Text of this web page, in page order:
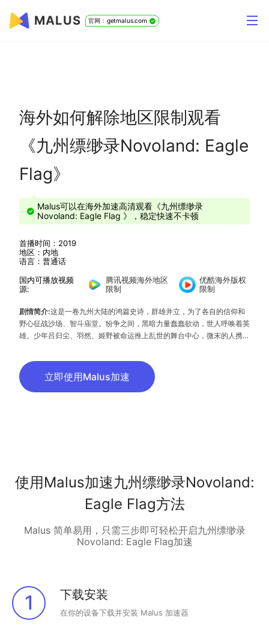
MALUS 官网：getmalus.com
海外如何解除地区限制观看
《九州缥缈录Novoland: Eagle
Flag》
Malus可以在海外加速高清观看《九州缥缈录
Novoland: Eagle Flag 》，稳定快速不卡顿
首播时间：2019
地区：内地
语言：普通话
国内可播放视频
源:
腾讯视频海外地区
限制
优酷海外版权
限制
剧情简介:这是一卷九州大陆的鸿篇史诗，群雄并立，为了各自的信仰和
野心征战沙场、智斗庙堂。纷争之间，黑暗力量蠢蠢欲动，世人呼唤着英
雄。少年吕归尘、羽然、姬野被命运推上乱世的舞台中心，微末的人携手
立即使用Malus加速
使用Malus加速九州缥缈录Novoland:
Eagle Flag方法
Malus 简单易用，只需三步即可轻松开启九州缥缈录
Novoland: Eagle Flag加速
1 下载安装
在你的设备下载并安装 Malus 加速器